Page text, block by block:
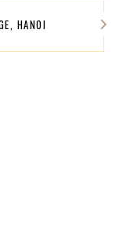
HANOI